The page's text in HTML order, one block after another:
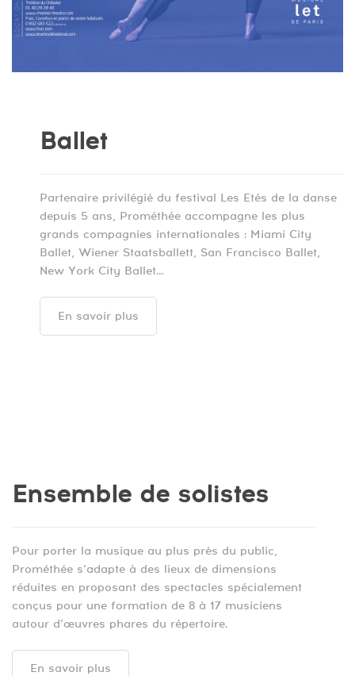
Ballet
Partenaire privilégié du festival Les Etés de la danse
depuis 5 ans, Prométhée accompagne les plus
grands compagnies internationales : Miami City
Ballet, Wiener Staatsballett, San Francisco Ballet,
New York City Ballet…
En savoir plus
Ensemble de solistes
Pour porter la musique au plus près du public,
Prométhée s’adapte à des lieux de dimensions
réduites en proposant des spectacles spécialement
conçus pour une formation de 8 à 17 musiciens
autour d’œuvres phares du répertoire.
En savoir plus